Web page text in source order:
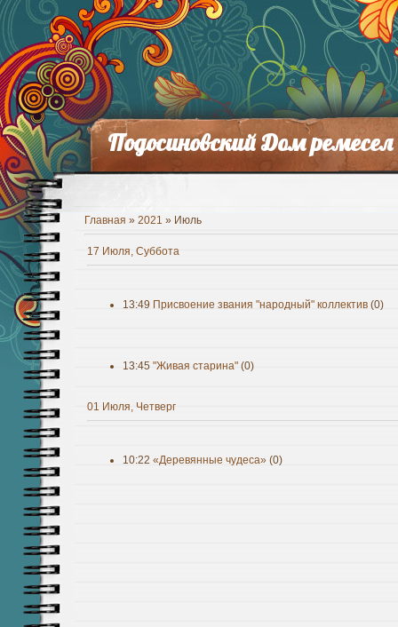
Подосиновский Дом ремесел
Главная » 2021 » Июль
17 Июля, Суббота
13:49 Присвоение звания "народный" коллектив (0)
13:45 "Живая старина" (0)
01 Июля, Четверг
10:22 «Деревянные чудеса» (0)